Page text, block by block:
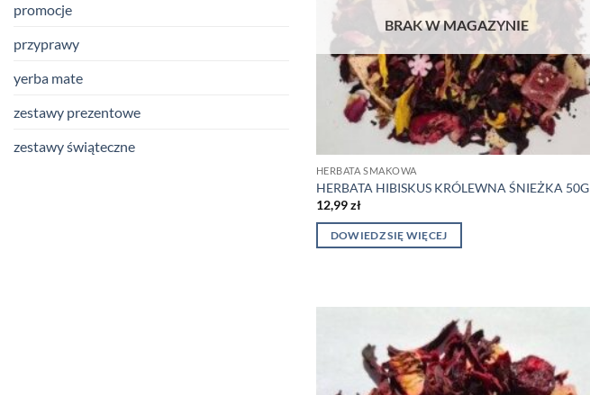
promocje
przyprawy
yerba mate
zestawy prezentowe
zestawy świąteczne
BRAK W MAGAZYNIE
HERBATA SMAKOWA
HERBATA HIBISKUS KRÓLEWNA ŚNIEŻKA 50G
12,99zł
DOWIEDZ SIĘ WIĘCEJ